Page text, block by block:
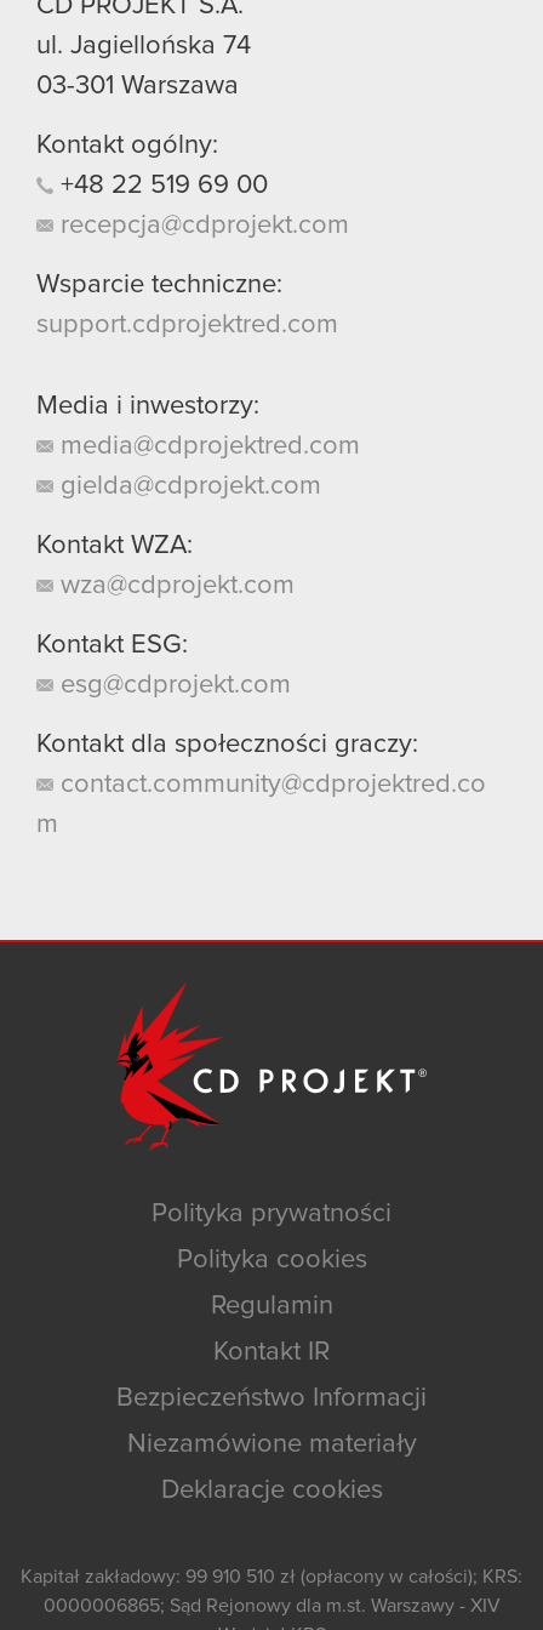
CD PROJEKT S.A.
ul. Jagiellońska 74
03-301 Warszawa
Kontakt ogólny:
+48 22 519 69 00
recepcja@cdprojekt.com
Wsparcie techniczne:
support.cdprojektred.com
Media i inwestorzy:
media@cdprojektred.com
gielda@cdprojekt.com
Kontakt WZA:
wza@cdprojekt.com
Kontakt ESG:
esg@cdprojekt.com
Kontakt dla społeczności graczy:
contact.community@cdprojektred.co
m
Polityka prywatności
Polityka cookies
Regulamin
Kontakt IR
Bezpieczeństwo Informacji
Niezamówione materiały
Deklaracje cookies
Kapitał zakładowy: 99 910 510 zł (opłacony w całości); KRS:
0000006865; Sąd Rejonowy dla m.st. Warszawy - XIV